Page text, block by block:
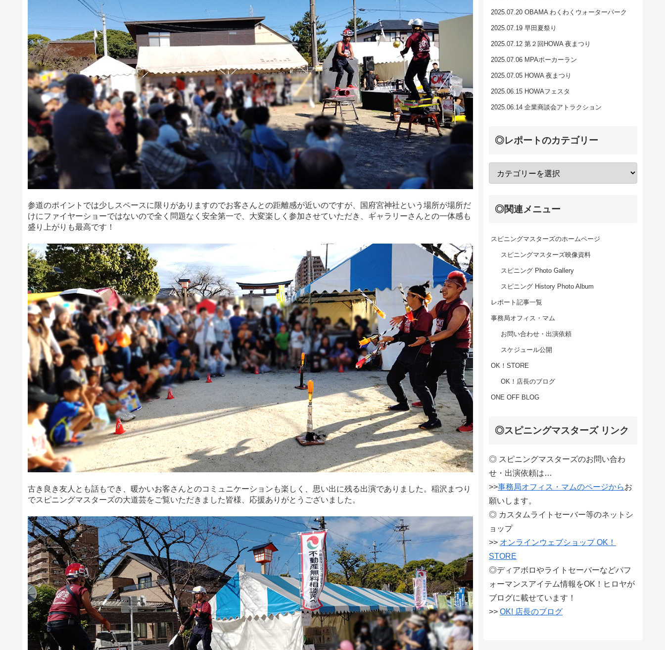
参道のポイントでは少しスペースに限りがありますのでお客さんとの距離感が近いのですが、国府宮神社という場所が場所だ
けにファイヤーショーではないので全く問題なく安全第一で、大変楽しく参加させていただき、ギャラリーさんとの一体感も
盛り上がりも最高です！
古き良き友人とも話もでき、暖かいお客さんとのコミュニケーションも楽しく、思い出に残る出演でありました。稲沢まつり
でスピニングマスターズの大道芸をご覧いただきました皆様、応援ありがとうございました。
2025.07.20 OBAMA わくわくウォーターパーク
2025.07.19 早田夏祭り
2025.07.12 第２回HOWA 夜まつり
2025.07.06 MPAポーカーラン
2025.07.05 HOWA 夜まつり
2025.06.15 HOWAフェスタ
2025.06.14 企業商談会アトラクション
◎レポートのカテゴリー
◎関連メニュー
スピニングマスターズのホームページ
スピニングマスターズ映像資料
スピニング Photo Gallery
スピニング History Photo Album
レポート記事一覧
事務局オフィス・マム
お問い合わせ・出演依頼
スケジュール公開
OK！STORE
OK！店長のブログ
ONE OFF BLOG
◎スピニングマスターズ リンク
◎ スピニングマスターズのお問い合わ
せ・出演依頼は…
>>事務局オフィス・マムのページからお
願いします。
◎ カスタムライトセーバー等のネットシ
ョップ
>> オンラインウェブショップ OK！
STORE
◎ディアボロやライトセーバーなどパフ
ォーマンスアイテム情報をOK！ヒロヤが
ブログに載せています！
>> OK! 店長のブログ